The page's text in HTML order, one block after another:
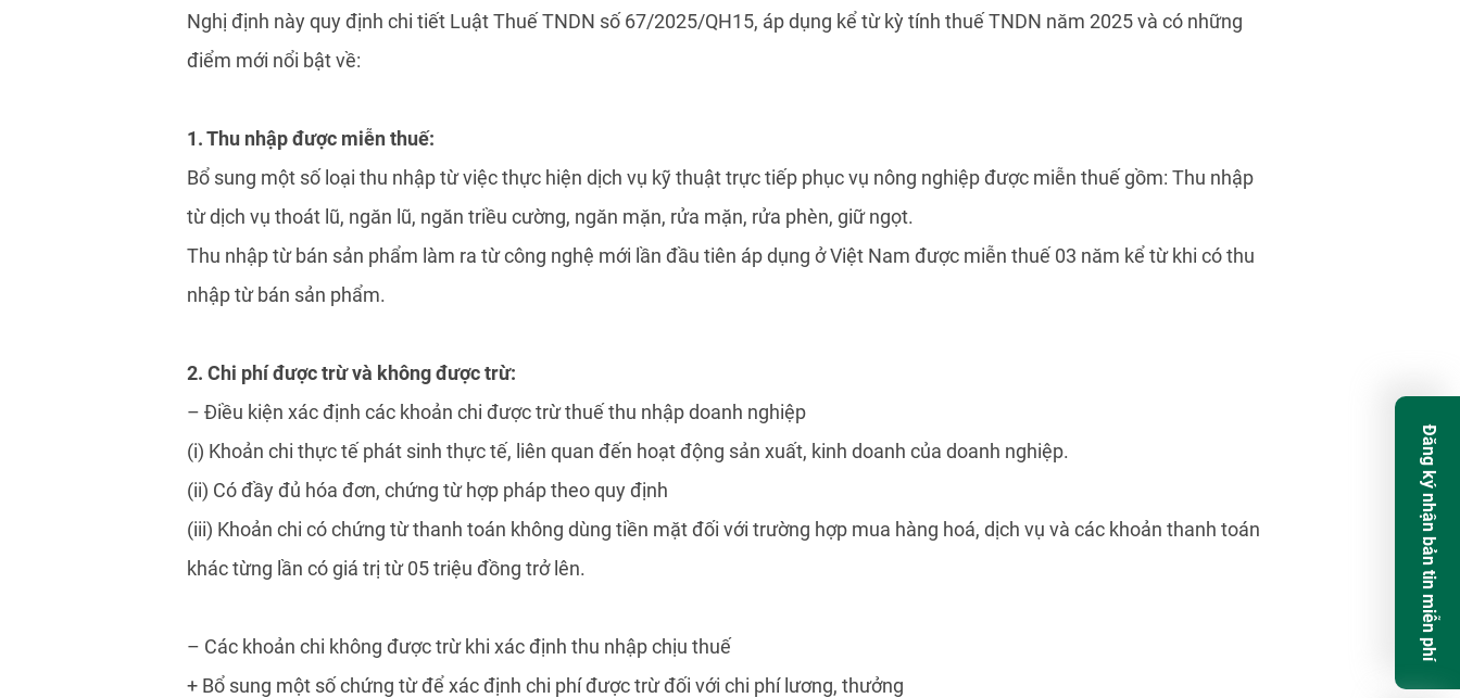
Nghị định này quy định chi tiết Luật Thuế TNDN số 67/2025/QH15, áp dụng kể từ kỳ tính thuế TNDN năm 2025 và có những
điểm mới nổi bật về:
1. Thu nhập được miễn thuế:
Bổ sung một số loại thu nhập từ việc thực hiện dịch vụ kỹ thuật trực tiếp phục vụ nông nghiệp được miễn thuế gồm: Thu nhập
từ dịch vụ thoát lũ, ngăn lũ, ngăn triều cường, ngăn mặn, rửa mặn, rửa phèn, giữ ngọt.
Thu nhập từ bán sản phẩm làm ra từ công nghệ mới lần đầu tiên áp dụng ở Việt Nam được miễn thuế 03 năm kể từ khi có thu
nhập từ bán sản phẩm.
2. Chi phí được trừ và không được trừ:
– Điều kiện xác định các khoản chi được trừ thuế thu nhập doanh nghiệp
(i) Khoản chi thực tế phát sinh thực tế, liên quan đến hoạt động sản xuất, kinh doanh của doanh nghiệp.
(ii) Có đầy đủ hóa đơn, chứng từ hợp pháp theo quy định
(iii) Khoản chi có chứng từ thanh toán không dùng tiền mặt đối với trường hợp mua hàng hoá, dịch vụ và các khoản thanh toán
khác từng lần có giá trị từ 05 triệu đồng trở lên.
– Các khoản chi không được trừ khi xác định thu nhập chịu thuế
+ Bổ sung một số chứng từ để xác định chi phí được trừ đối với chi phí lương, thưởng
Đăng ký nhận bản tin miễn phí